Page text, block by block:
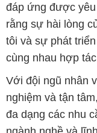
đáp ứng được
rằng sự hài lòng
tôi và sự phát
cùng nhau hợp
Với đội ngũ nhân
nghiệm và tận
đa dạng các nhu